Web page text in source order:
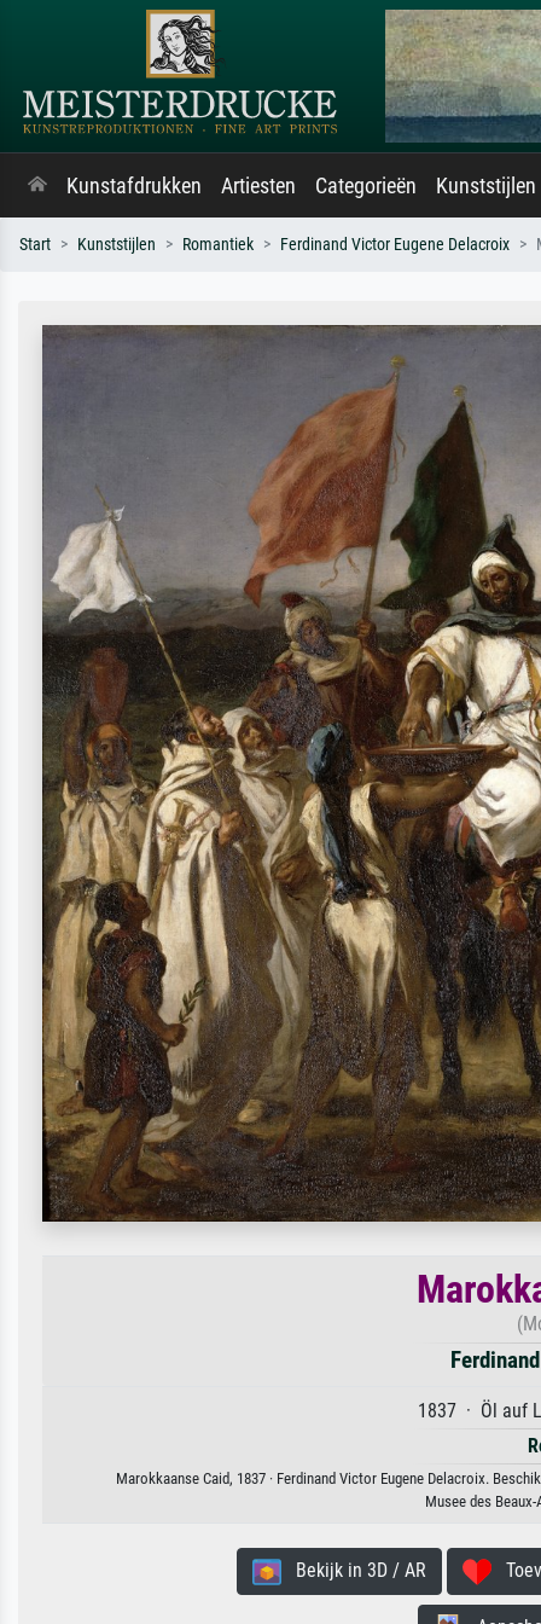
Kunstafdrukken Artiesten Categorieën Kunststijlen
Start Kunststijlen Romantiek Ferdinand Victor Eugene Delacroix
1837 · Öl auf
Marokkaanse Caid, 1837 · Ferdinand Victor Eugene Delacroix.
Musee des
Bekijk in 3D / AR